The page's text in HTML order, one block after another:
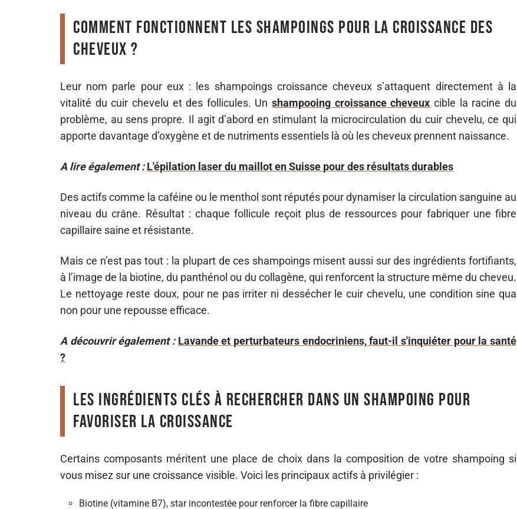
Comment fonctionnent les shampoings pour la croissance des
cheveux ?
Leur nom parle pour eux : les shampoings croissance cheveux s’attaquent directement à la
vitalité du cuir chevelu et des follicules. Unshampooing croissance cheveux cible la racine du
problème, au sens propre. Il agit d’abord en stimulant la microcirculation du cuir chevelu, ce qui
apporte davantage d’oxygène et de nutriments essentiels là où les cheveux prennent naissance.
A lire également : L'épilation laser du maillot en Suisse pour des résultats durables
Des actifs comme la caféine ou le menthol sont réputés pour dynamiser la circulation sanguine au
niveau du crâne. Résultat : chaque follicule reçoit plus de ressources pour fabriquer une fibre
capillaire saine et résistante.
Mais ce n’est pas tout : la plupart de ces shampoings misent aussi sur des ingrédients fortifiants,
à l’image de la biotine, du panthénol ou du collagène, qui renforcent la structure même du cheveu.
Le nettoyage reste doux, pour ne pas irriter ni dessécher le cuir chevelu, une condition sine qua
non pour une repousse efficace.
A découvrir également : Lavande et perturbateurs endocriniens, faut-il s'inquiéter pour la santé
?
Les ingrédients clés à rechercher dans un shampoing pour
favoriser la croissance
Certains composants méritent une place de choix dans la composition de votre shampoing si
vous misez sur une croissance visible. Voici les principaux actifs à privilégier :
Biotine (vitamine B7), star incontestée pour renforcer la fibre capillaire